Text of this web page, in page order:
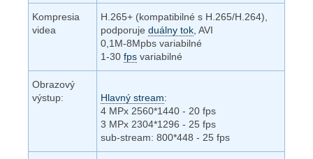
Kompresia
videa
H.265+ (kompatibilné s H.265/H.264),
podporuje duálny tok , AVI
0,1M-8Mpbs variabilné
1-30 fps variabilné
Obrazový
výstup:
Hlavný stream:
4 MPx 2560*1440 - 20 fps
3 MPx 2304*1296 - 25 fps
sub-stream: 800*448 - 25 fps